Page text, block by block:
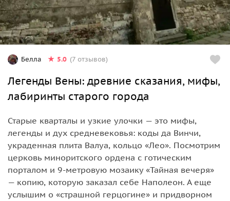
Белла 5.0 (7 отзывов)
Легенды Вены: древние сказания, мифы,
лабиринты старого города
Старые кварталы и узкие улочки — это мифы,
легенды и дух средневековья: коды да Винчи,
украденная плита Валуа, кольцо «Лео». Посмотрим
церковь миноритского ордена с готическим
порталом и 9-метровую мозаику «Тайная вечеря»
— копию, которую заказал себе Наполеон. А еще
услышим о «страшной герцогине» и придворном